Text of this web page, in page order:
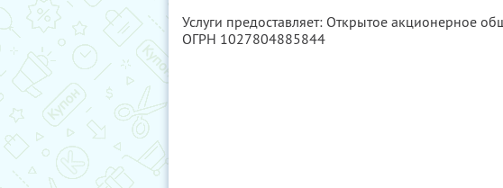
Услуги предоставляет: Открытое акционерное
ОГРН 1027804885844